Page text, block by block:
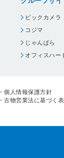
ビックカメラ
コジマ
じゃんぱら
オフィスハー
・個人情報保護方針
・古物営業法に基づく